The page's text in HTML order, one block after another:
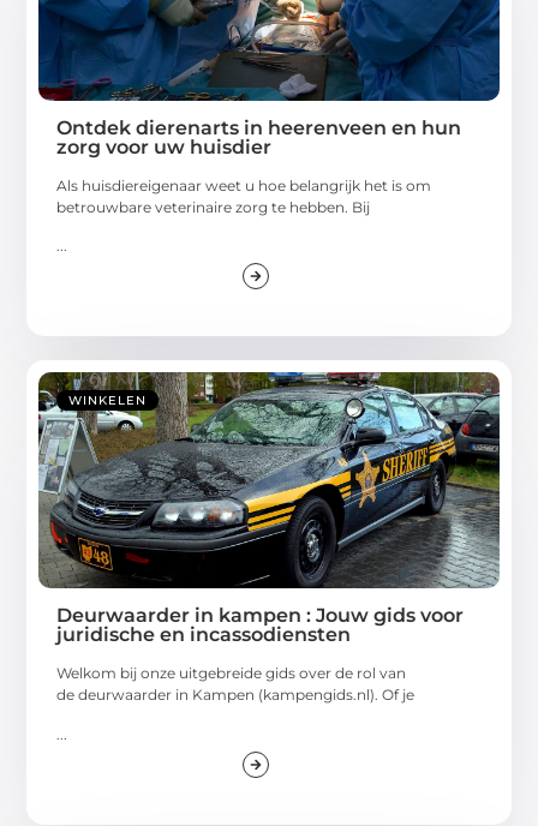
Ontdek dierenarts in heerenveen en hun
zorg voor uw huisdier
Als huisdiereigenaar weet u hoe belangrijk het is om
betrouwbare veterinaire zorg te hebben. Bij
...
WINKELEN
Deurwaarder in kampen : Jouw gids voor
juridische en incassodiensten
Welkom bij onze uitgebreide gids over de rol van
de deurwaarder in Kampen (kampengids.nl). Of je